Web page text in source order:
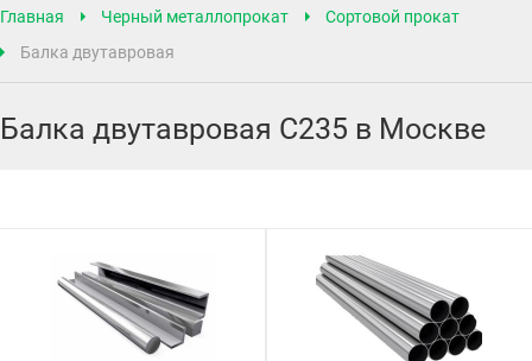
Главная Черный металлопрокат
Сортовой прокат
Балка двутавровая
Балка двутавровая С235 в Москве